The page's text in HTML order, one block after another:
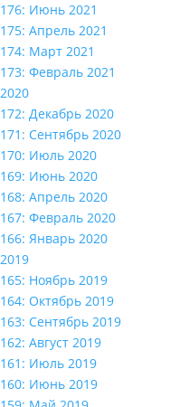
176: Июнь 2021
175: Апрель 2021
174: Март 2021
173: Февраль 2021
2020
172: Декабрь 2020
171: Сентябрь 2020
170: Июль 2020
169: Июнь 2020
168: Апрель 2020
167: Февраль 2020
166: Январь 2020
2019
165: Ноябрь 2019
164: Октябрь 2019
163: Сентябрь 2019
162: Август 2019
161: Июль 2019
160: Июнь 2019